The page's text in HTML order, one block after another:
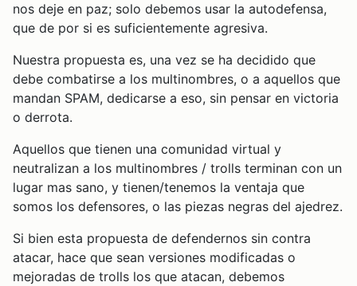
nos deje en paz; solo debemos usar la autodefensa,
que de por si es suficientemente agresiva.
Nuestra propuesta es, una vez se ha decidido que
debe combatirse a los multinombres, o a aquellos que
mandan SPAM, dedicarse a eso, sin pensar en victoria
o derrota.
Aquellos que tienen una comunidad virtual y
neutralizan a los multinombres / trolls terminan con un
lugar mas sano, y tienen/tenemos la ventaja que
somos los defensores, o las piezas negras del ajedrez.
Si bien esta propuesta de defendernos sin contra
atacar, hace que sean versiones modificadas o
mejoradas de trolls los que atacan, debemos